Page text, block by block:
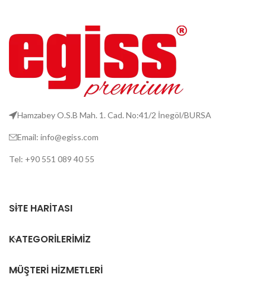
Hamzabey O.S.B Mah. 1. Cad. No:41/2 İnegöl/BURSA
Email: info@egiss.com
Tel: +90 551 089 40 55
SITE HARITASI
KATEGORILERIMIZ
MÜŞTERI HIZMETLERI